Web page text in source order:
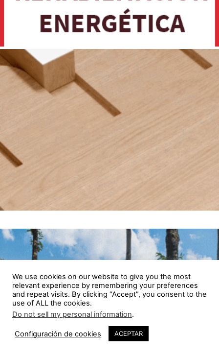
We use cookies on our website to give you the most
relevant experience by remembering your preferences
and repeat visits. By clicking “Accept”, you consent to the
use of ALL the cookies.
Do not sell my personal information.
Configuración de cookies ACEPTAR